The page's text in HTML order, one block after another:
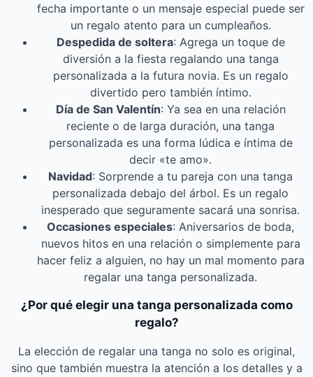
fecha importante o un mensaje especial puede ser
un regalo atento para un cumpleaños.
Despedida de soltera: Agrega un toque de
diversión a la fiesta regalando una tanga
personalizada a la futura novia. Es un regalo
divertido pero también íntimo.
Día de San Valentín: Ya sea en una relación
reciente o de larga duración, una tanga
personalizada es una forma lúdica e íntima de
decir «te amo».
Navidad: Sorprende a tu pareja con una tanga
personalizada debajo del árbol. Es un regalo
inesperado que seguramente sacará una sonrisa.
Occasiones especiales: Aniversarios de boda,
nuevos hitos en una relación o simplemente para
hacer feliz a alguien, no hay un mal momento para
regalar una tanga personalizada.
¿Por qué elegir una tanga personalizada como
regalo?
La elección de regalar una tanga no solo es original,
sino que también muestra la atención a los detalles y a